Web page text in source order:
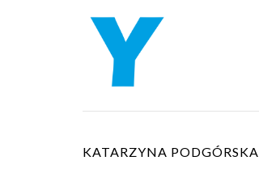
KATARZYNA PODGÓRSKA